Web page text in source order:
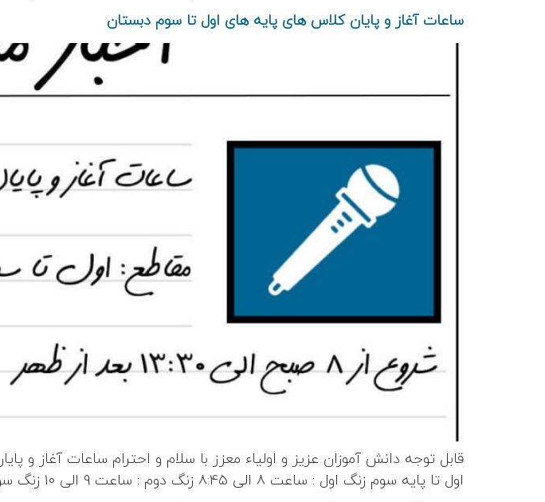
ساعات آغاز و پایان کلاس های پایه های اول تا سوم دبستان
قابل توجه دانش آموزان عزیز و اولیاء معزز با سلام و احترام ساعات آغاز و
اول تا پایه سوم زنگ اول : ساعت ۸ الی ۸:۴۵ زنگ دوم : ساعت ۹ الی ۱۰ زنگ سوم : ساعت ۱۰:۱۵ […]